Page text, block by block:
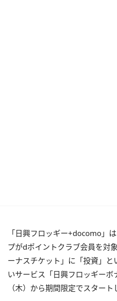
「日興フロッギー+docomo 」
プがdポイントクラブ会員を対
ーナスチケット」に「投資」
いサービス「日興フロッギーボ
（木）から期間限定でスタート